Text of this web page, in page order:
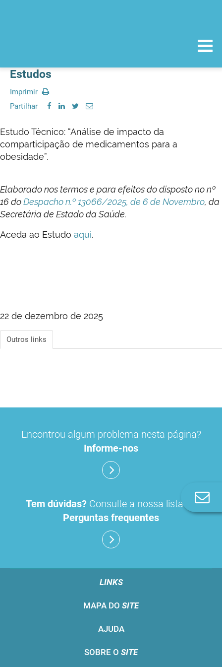
Estudos
Imprimir
Partilhar
Estudo Técnico: “Análise de impacto da
comparticipação de medicamentos para a
obesidade”.
Elaborado nos termos e para efeitos do disposto no nº
16 doDespacho n.º 13066/2025, de 6 de Novembro, da
Secretária de Estado da Saúde.
Aceda ao Estudo aqui.
22 de dezembro de 2025
Outros links
Encontrou algum problema nesta página?
Informe-nos
Tem dúvidas? Consulte a nossa lista de
Perguntas frequentes
LINKS
MAPA DO SITE
AJUDA
SOBRE O SITE